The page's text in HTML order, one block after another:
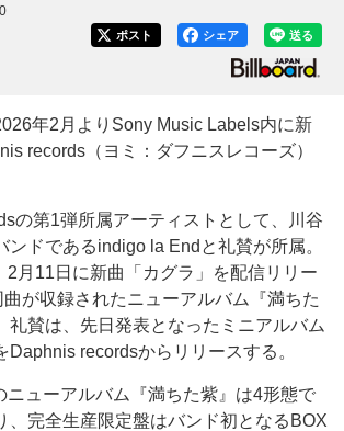
送る
シェア
ポスト
年2月よりSony Music Labels内に新
records（ヨミ：ダフニスレコーズ）
の第1弾所属アーティストとして、川谷
ンドであるindigo la Endと礼賛が所属。
2月11日に新曲「カグラ」を配信リリー
が収録されたニューアルバム『満ちた
礼賛は、先日発表となったミニアルバム
Daphnis recordsからリリースする。
ューアルバム『満ちた紫』は4形態で
、完全生産限定盤はバンド初となるBOX